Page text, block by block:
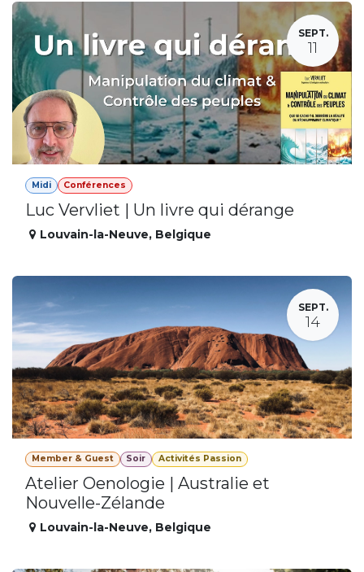
SEPT.
11
Midi Conférences
Luc Vervliet | Un livre qui dérange
Louvain-la-Neuve, Belgique
SEPT.
14
Member & Guest Soir Activités Passion
Atelier Oenologie | Australie et
Nouvelle-Zélande
Louvain-la-Neuve, Belgique